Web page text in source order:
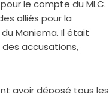
le compte du MLC.
alliés pour la
Maniema. Il était
accusations,
avoir déposé tous les